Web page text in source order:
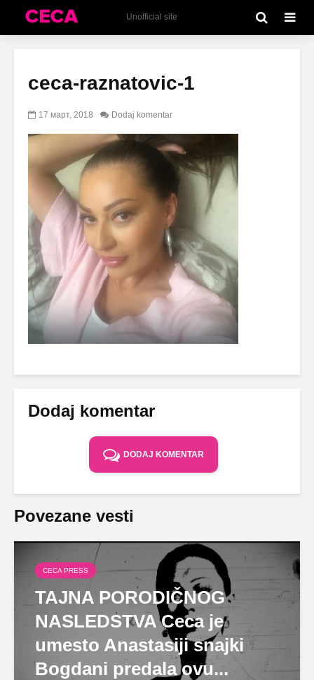
Unofficial site
ceca-raznatovic-1
17 март, 2018 Dodaj komentar
Dodaj komentar
DODAJ KOMENTAR
Povezane vesti
CECA PRESS
TAJNA PORODIČNOG
NASLEDSTVA Ceca je
umesto Anastasiji snajki
Bogdani predala ovu...